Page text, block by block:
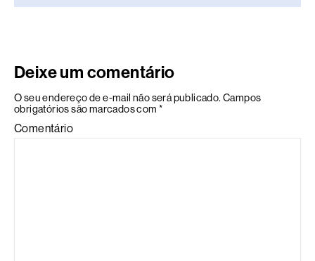
Deixe um comentário
O seu endereço de e-mail não será publicado. Campos
obrigatórios são marcados com *
Comentário